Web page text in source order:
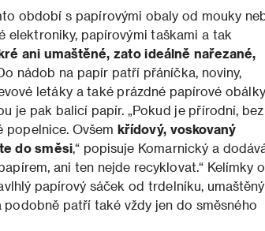
období s papírovými obaly od mouky
elektroniky, papírovými taškami a tak
ani umaštěné, zato ideálně nařezané,
nádob na papír patří přáníčka, noviny,
letáky a také prázdné papírové obálky
je pak balicí papír. „Pokud je přírodní, bez
popelnice. Ovšemkřídový, voskovaný
do směsi,“ popisuje Komarnický a
ani ten nejde recyklovat.“ Kelímky
papírový sáček od trdelníku, umaštěný
patří také vždy jen do směsného